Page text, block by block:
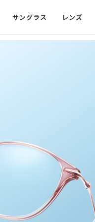
サングラス レンズ